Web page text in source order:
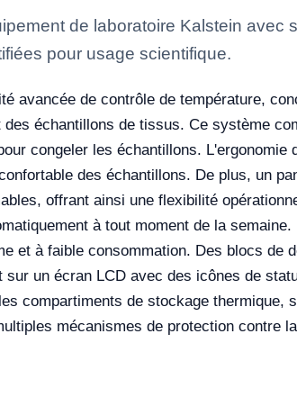
de laboratoire Kalstein avec
pour usage scientifique.
avancée de contrôle de température,
échantillons de tissus. Ce système
congeler les échantillons.
des échantillons. De plus, un
offrant ainsi une flexibilité
à tout moment de la
et à faible consommation. Des blocs de
un écran LCD avec des icônes de
compartiments de stockage thermique,
mécanismes de protection contre